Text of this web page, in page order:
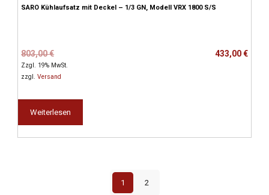
SARO Kühlaufsatz mit Deckel – 1/3 GN, Modell VRX 1800 S/S
803,00€Ursprünglicher
Preis
war:
433,00€
Aktueller
Preis
ist:
Zzgl. 19% MwSt.
zzgl.Versand
Weiterlesen
1 2